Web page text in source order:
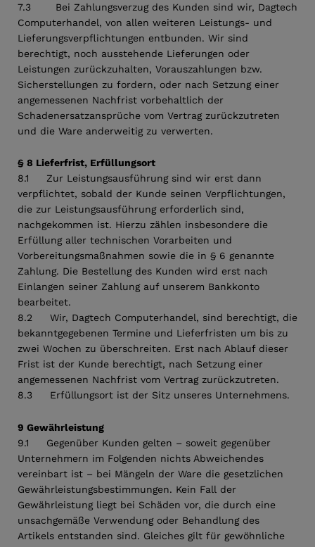
7.3 Bei Zahlungsverzug des Kunden sind wir, Dagtech
Computerhandel, von allen weiteren Leistungs- und
Lieferungsverpflichtungen entbunden. Wir sind
berechtigt, noch ausstehende Lieferungen oder
Leistungen zurückzuhalten, Vorauszahlungen bzw.
Sicherstellungen zu fordern, oder nach Setzung einer
angemessenen Nachfrist vorbehaltlich der
Schadenersatzansprüche vom Vertrag zurückzutreten
und die Ware anderweitig zu verwerten.
§ 8 Lieferfrist, Erfüllungsort
8.1 Zur Leistungsausführung sind wir erst dann
verpflichtet, sobald der Kunde seinen Verpflichtungen,
die zur Leistungsausführung erforderlich sind,
nachgekommen ist. Hierzu zählen insbesondere die
Erfüllung aller technischen Vorarbeiten und
Vorbereitungsmaßnahmen sowie die in § 6 genannte
Zahlung. Die Bestellung des Kunden wird erst nach
Einlangen seiner Zahlung auf unserem Bankkonto
bearbeitet.
8.2 Wir, Dagtech Computerhandel, sind berechtigt, die
bekanntgegebenen Termine und Lieferfristen um bis zu
zwei Wochen zu überschreiten. Erst nach Ablauf dieser
Frist ist der Kunde berechtigt, nach Setzung einer
angemessenen Nachfrist vom Vertrag zurückzutreten.
8.3 Erfüllungsort ist der Sitz unseres Unternehmens.
9 Gewährleistung
9.1 Gegenüber Kunden gelten – soweit gegenüber
Unternehmern im Folgenden nichts Abweichendes
vereinbart ist – bei Mängeln der Ware die gesetzlichen
Gewährleistungsbestimmungen. Kein Fall der
Gewährleistung liegt bei Schäden vor, die durch eine
unsachgemäße Verwendung oder Behandlung des
Artikels entstanden sind. Gleiches gilt für gewöhnliche